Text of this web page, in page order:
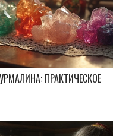
ПРАКТИЧЕСКОЕ